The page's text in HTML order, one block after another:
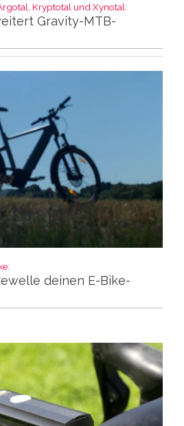
Kryptotal und Xynotal:
Gravity-MTB-
deinen E-Bike-